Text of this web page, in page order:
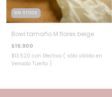
SIN STOCK
Bowl tamaño M flores beige
$16.900
$13.520 con Efectivo ( sólo válido en
Venado Tuerto )